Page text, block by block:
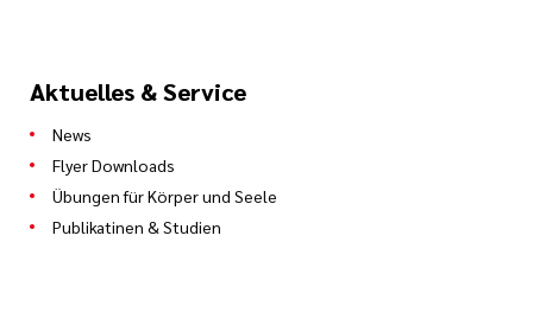
Aktuelles & Service
News
Flyer Downloads
Übungen für Körper und Seele
Publikatinen & Studien